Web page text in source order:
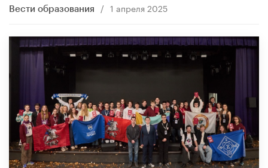
Вести образования / 1 апреля 2025